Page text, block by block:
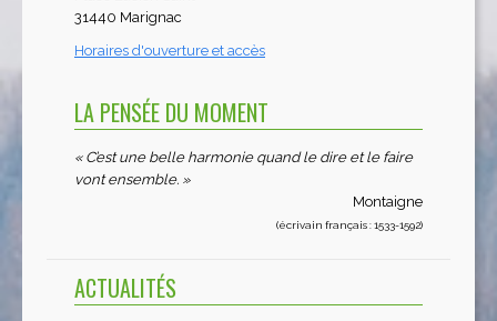
31440 Marignac
Horaires d'ouverture et accès
LA PENSÉE DU MOMENT
« C’est une belle harmonie quand le dire et le faire
vont ensemble. »
Montaigne
(écrivain français : 1533-1592)
ACTUALITÉS